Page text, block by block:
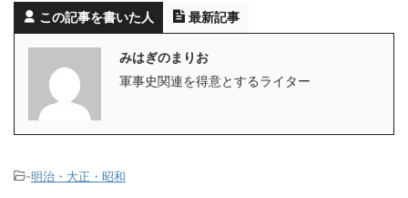
この記事を書いた人 最新記事
みはぎのまりお
軍事史関連を得意とするライター
-明治・大正・昭和